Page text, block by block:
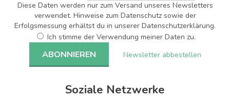
Diese Daten werden nur zum Versand unseres Newsletters
verwendet. Hinweise zum Datenschutz sowie der
Erfolgsmessung erhältst du in unserer Datenschutzerklärung.
Ich stimme der Verwendung meiner Daten zu.
Newsletter abbestellen
Soziale Netzwerke